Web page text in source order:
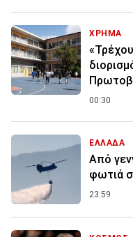
ΧΡΗΜΑ
00:30
ΕΛΛΑΔΑ
Από
φωτιά
23:59